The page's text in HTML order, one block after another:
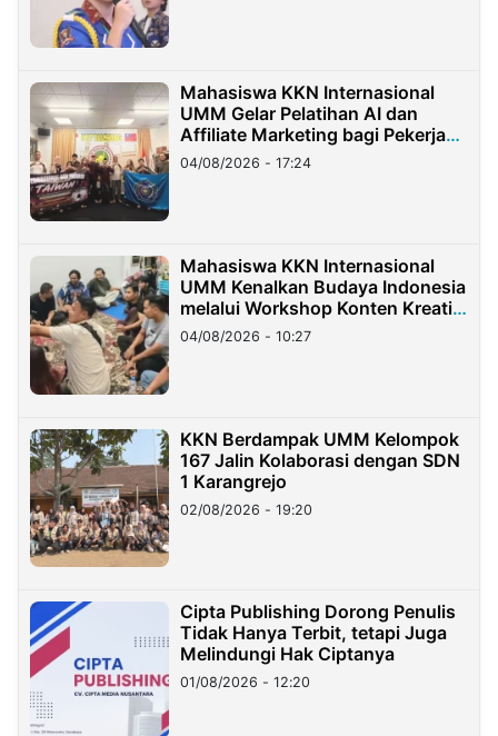
Mahasiswa KKN Internasional
UMM Gelar Pelatihan AI dan
Affiliate Marketing bagi Pekerja
Migran Indonesia di Taiwan
04/08/2026 - 17:24
Mahasiswa KKN Internasional
UMM Kenalkan Budaya Indonesia
melalui Workshop Konten Kreatif
di Taiwan
04/08/2026 - 10:27
KKN Berdampak UMM Kelompok
167 Jalin Kolaborasi dengan SDN
1 Karangrejo
02/08/2026 - 19:20
Cipta Publishing Dorong Penulis
Tidak Hanya Terbit, tetapi Juga
Melindungi Hak Ciptanya
01/08/2026 - 12:20